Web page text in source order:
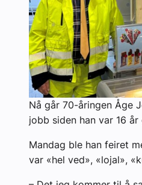
Nå går 70-åringen Åge
jobb siden han var 16 år
Mandag ble han feiret
var «hel ved», «lojal»,